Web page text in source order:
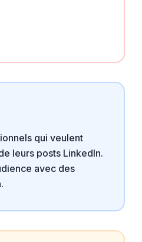
qui veulent
leurs posts LinkedIn.
avec des